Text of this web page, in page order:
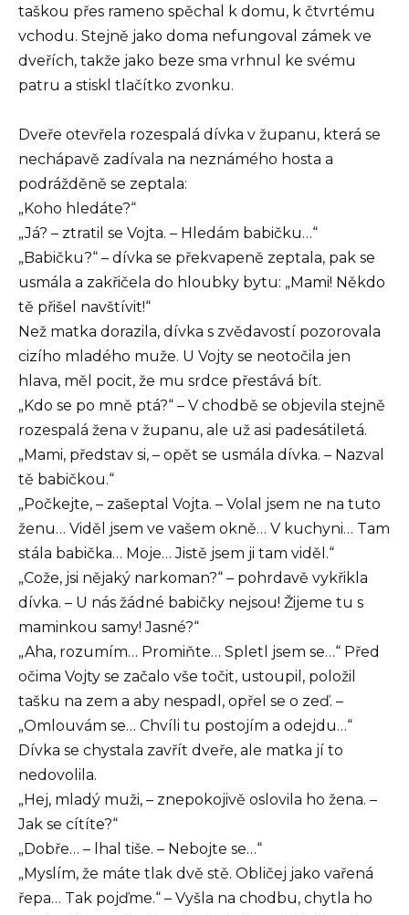
taškou přes rameno spěchal k domu, k čtvrtému
vchodu. Stejně jako doma nefungoval zámek ve
dveřích, takže jako beze sma vrhnul ke svému
patru a stiskl tlačítko zvonku.
Dveře otevřela rozespalá dívka v županu, která se
nechápavě zadívala na neznámého hosta a
podrážděně se zeptala:
„Koho hledáte?“
„Já? – ztratil se Vojta. – Hledám babičku…“
„Babičku?“ – dívka se překvapeně zeptala, pak se
usmála a zakřičela do hloubky bytu: „Mami! Někdo
tě přišel navštívit!“
Než matka dorazila, dívka s zvědavostí pozorovala
cizího mladého muže. U Vojty se neotočila jen
hlava, měl pocit, že mu srdce přestává bít.
„Kdo se po mně ptá?“ – V chodbě se objevila stejně
rozespalá žena v županu, ale už asi padesátiletá.
„Mami, představ si, – opět se usmála dívka. – Nazval
tě babičkou.“
„Počkejte, – zašeptal Vojta. – Volal jsem ne na tuto
ženu… Viděl jsem ve vašem okně… V kuchyni… Tam
stála babička… Moje… Jistě jsem ji tam viděl.“
„Cože, jsi nějaký narkoman?“ – pohrdavě vykřikla
dívka. – U nás žádné babičky nejsou! Žijeme tu s
maminkou samy! Jasné?“
„Aha, rozumím… Promiňte… Spletl jsem se…“ Před
očima Vojty se začalo vše točit, ustoupil, položil
tašku na zem a aby nespadl, opřel se o zeď. –
„Omlouvám se… Chvíli tu postojím a odejdu…“
Dívka se chystala zavřít dveře, ale matka jí to
nedovolila.
„Hej, mladý muži, – znepokojivě oslovila ho žena. –
Jak se cítíte?“
„Dobře… – lhal tiše. – Nebojte se…“
„Myslím, že máte tlak dvě stě. Obličej jako vařená
řepa… Tak pojďme.“ – Vyšla na chodbu, chytla ho